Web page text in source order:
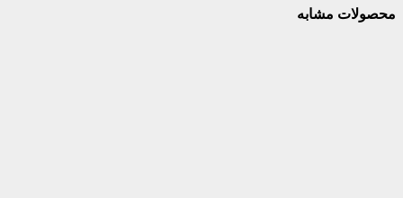
محصولات مشابه